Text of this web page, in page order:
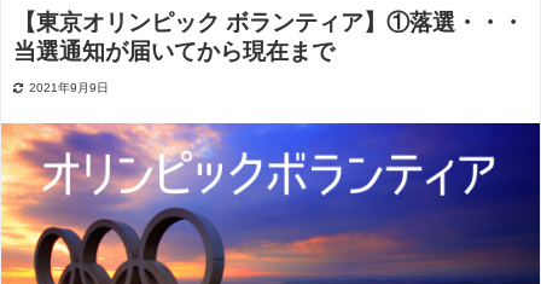
【東京オリンピック ボランティア】①落選・・・
当選通知が届いてから現在まで
2021年9月9日